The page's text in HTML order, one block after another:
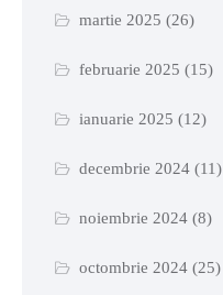
martie 2025 (26)
februarie 2025 (15)
ianuarie 2025 (12)
decembrie 2024(11)
noiembrie 2024(8)
octombrie 2024(25)